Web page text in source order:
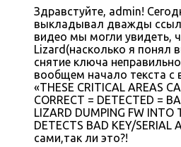
Здравстуйте, admin!
выкладывал дважды
видео мы могли увидеть,
Lizard(насколько я понял
снятие ключа
вообщем начало текста
«THESE CRITICAL AREAS
CORRECT = DETECTED =
LIZARD DUMPING FW INTO
DETECTS BAD KEY/
сами,так ли это?!